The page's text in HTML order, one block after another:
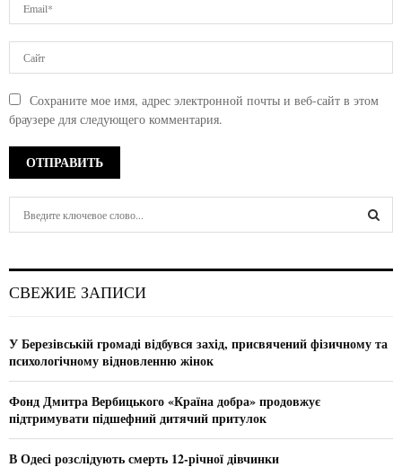
Сохраните мое имя, адрес электронной почты и веб-сайт в этом
браузере для следующего комментария.
h
o
r
СВЕЖИЕ ЗАПИСИ
У Березівській громаді відбувся захід, присвячений фізичному та
психологічному відновленню жінок
Фонд Дмитра Вербицького «Країна добра» продовжує
підтримувати підшефний дитячий притулок
В Одесі розслідують смерть 12-річної дівчинки